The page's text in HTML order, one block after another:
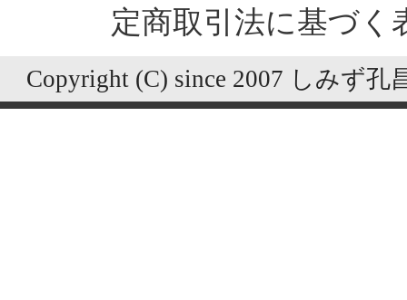
定商取引法に基づく
Copyright (C) since 2007 しみず